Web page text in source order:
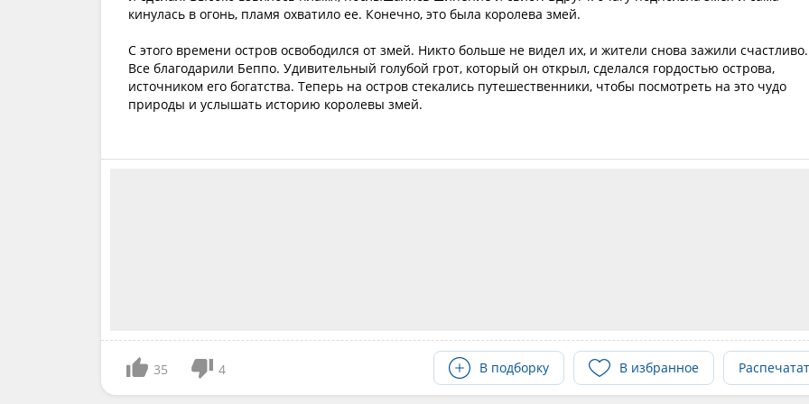
кинулась в огонь, пламя охватило ее. Конечно, это была королева змей.
С этого времени остров освободился от змей. Никто больше не видел их, и жители снова зажили счастливо.
Все благодарили Беппо. Удивительный голубой грот, который он открыл, сделался гордостью острова,
источником его богатства. Теперь на остров стекались путешественники, чтобы посмотреть на это чудо
природы и услышать историю королевы змей.
35 4 В подборку В избранное